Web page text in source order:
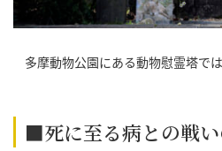
多摩動物公園にある動物慰霊塔で
■死に至る病との戦